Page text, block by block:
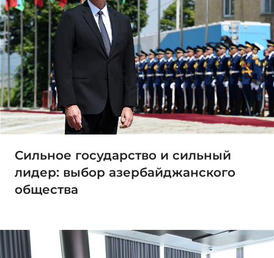
Сильное государство и сильный
лидер: выбор азербайджанского
общества